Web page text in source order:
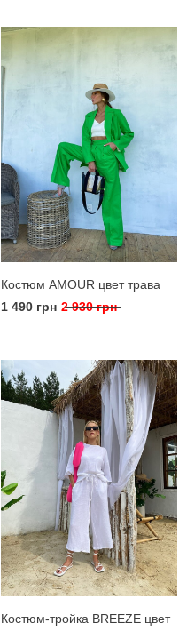
Костюм AMOUR цвет трава
1 490 грн 2 930 грн
Костюм-тройка BREEZE цвет